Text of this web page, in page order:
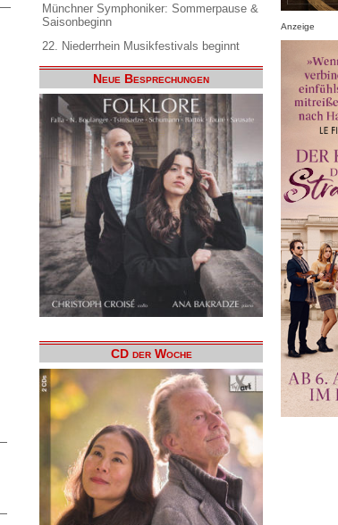
Münchner Symphoniker: Sommerpause &
Saisonbeginn
22. Niederrhein Musikfestivals beginnt
Neue Besprechungen
CD der Woche
Anzeige